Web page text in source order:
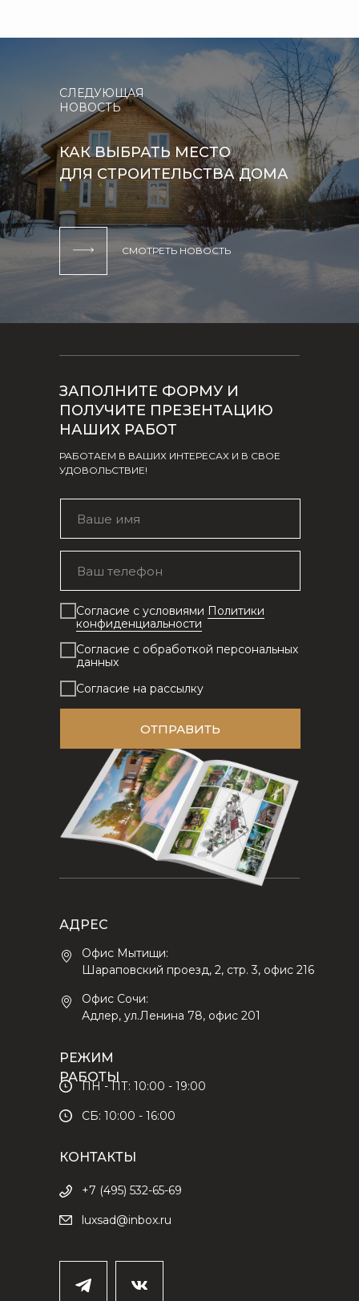
КАК ВЫБРАТЬ МЕСТО
ДЛЯ СТРОИТЕЛЬСТВА ДОМА
СЛЕДУЮЩАЯ
НОВОСТЬ
СМОТРЕТЬ НОВОСТЬ
ЗАПОЛНИТЕ ФОРМУ И
ПОЛУЧИТЕ ПРЕЗЕНТАЦИЮ
НАШИХ РАБОТ
РАБОТАЕМ В ВАШИХ ИНТЕРЕСАХ И В СВОЕ
УДОВОЛЬСТВИЕ!
Согласие с условиями Политики
конфиденциальности
Согласие с обработкой персональных
данных
Согласие на рассылку
ОТПРАВИТЬ
КОНТАКТЫ
+7 (495) 532-65-69
luxsad@inbox.ru
АДРЕС
Офис Мытищи:
Шараповский проезд, 2, стр. 3, офис 216
Офис Сочи:
Адлер, ул.Ленина 78, офис 201
РЕЖИМ
РАБОТЫ
ПН - ПТ: 10:00 - 19:00
СБ: 10:00 - 16:00